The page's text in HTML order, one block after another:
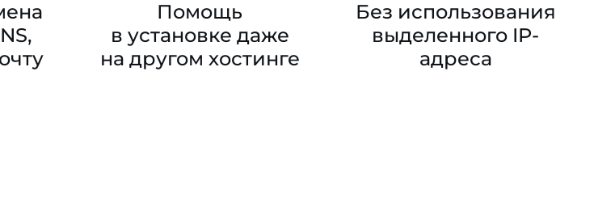
Помощь
в установке даже
на другом хостинге
Без использования
выделенного IP-
адреса